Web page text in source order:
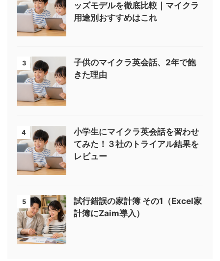
ッズモデルを徹底比較｜マイクラ
用途別おすすめはこれ
3
子供のマイクラ英会話、2年で飽
きた理由
4
小学生にマイクラ英会話を習わせ
てみた！３社のトライアル結果を
レビュー
5
試行錯誤の家計簿 その1（Excel家
計簿にZaim導入）